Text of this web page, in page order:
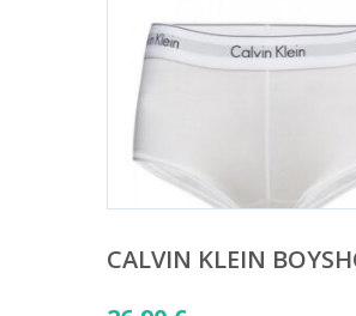
CALVIN KLEIN